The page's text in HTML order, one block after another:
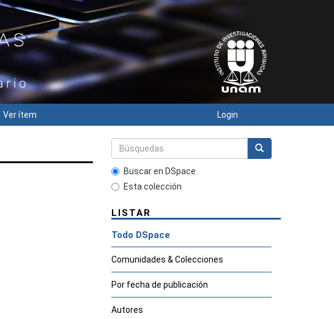
Ver ítem Login
Buscar en DSpace
Esta colección
LISTAR
Todo DSpace
Comunidades & Colecciones
Por fecha de publicación
Autores